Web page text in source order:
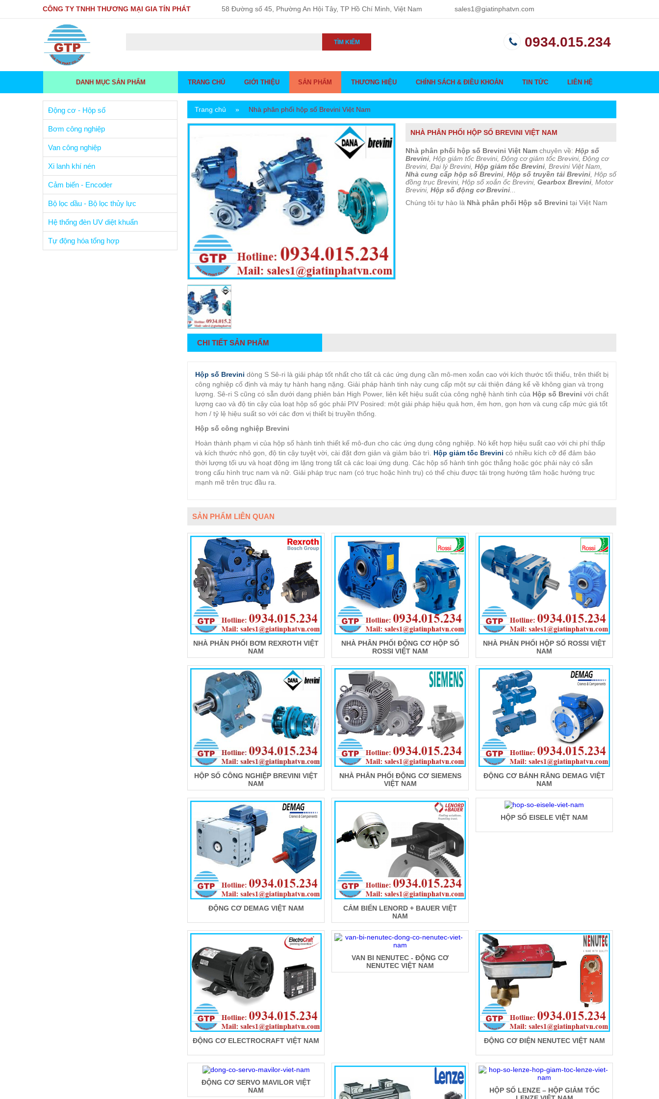
CÔNG TY TNHH THƯƠNG MẠI GIA TÍN PHÁT 58 Đường số 45, Phường An Hội Tây, TP Hồ Chí Minh, Việt Nam sales1@giatinphatvn.com
TÌM KIẾM 0934.015.234
DANH MỤC SẢN PHẨM TRANG CHỦ GIỚI THIỆU SẢN PHẨM THƯƠNG HIỆU CHÍNH SÁCH & ĐIỀU KHOẢN TIN TỨC LIÊN HỆ
Động cơ - Hộp số
Bơm công nghiệp
Van công nghiệp
Xi lanh khí nén
Cảm biến - Encoder
Bộ lọc dầu - Bộ lọc thủy lực
Hệ thống đèn UV diệt khuẩn
Tự động hóa tổng hợp
Trang chủ » Nhà phân phối hộp số Brevini Việt Nam
NHÀ PHÂN PHỐI HỘP SỐ BREVINI VIỆT NAM
Nhà phân phối hộp số Brevini Việt Nam chuyên về: Hộp số
Brevini , Hộp giảm tốc Brevini, Động cơ giảm tốc Brevini, Động cơ
Brevini, Đại lý Brevini, Hộp giảm tốc Brevini , Brevini Việt Nam,
Nhà cung cấp hộp số Brevini Hộp số truyền tải Brevini , Hộp số
đồng trục Brevini, Hộp số xoắn ốc Brevini, Gearbox Brevini , Motor
Brevini, Hộp số động cơ Brevini
Chúng tôi tự hào là Nhà phân phối Hộp số Brevini tại Việt Nam
CHI TIẾT SẢN PHẨM
Hộp số Brevini dòng S Sê-ri là giải pháp tốt nhất cho tất cả các ứng dụng cần mô-men xoắn cao với kích thước tối thiểu, trên thiết bị
công nghiệp cố định và máy tự hành hạng nặng. Giải pháp hành tinh này cung cấp một sự cải thiện đáng kể về không gian và trọng
lượng. Sê-ri S cũng có sẵn dưới dạng phiên bản High Power, liên kết hiệu suất của công nghệ hành tinh của Hộp số Brevini với chất
lượng cao và độ tin cậy của loạt hộp số góc phải PIV Posired: một giải pháp hiệu quả hơn, êm hơn, gọn hơn và cung cấp mức giá tốt
hơn / tỷ lệ hiệu suất so với các đơn vị thiết bị truyền thống.
Hộp số công nghiệp Brevini
Hoàn thành phạm vi của hộp số hành tinh thiết kế mô-đun cho các ứng dụng công nghiệp. Nó kết hợp hiệu suất cao với chi phí thấp
và kích thước nhỏ gọn, độ tin cậy tuyệt vời, cài đặt đơn giản và giảm bảo trì. Hộp giảm tốc Brevini có nhiều kích cỡ để đảm bảo
thời lượng tối ưu và hoạt động im lặng trong tất cả các loại ứng dụng. Các hộp số hành tinh góc thẳng hoặc góc phải này có sẵn
trong cấu hình trục nam và nữ. Giải pháp trục nam (có trục hoặc hình trụ) có thể chịu được tải trọng hướng tâm hoặc hướng trục
mạnh mẽ trên trục đầu ra.
SẢN PHẨM LIÊN QUAN
NHÀ PHÂN PHỐI BƠM REXROTH VIỆT
NAM
NHÀ PHÂN PHỐI ĐỘNG CƠ HỘP SỐ
ROSSI VIỆT NAM
NHÀ PHÂN PHỐI HỘP SỐ ROSSI VIỆT
NAM
HỘP SỐ CÔNG NGHIỆP BREVINI VIỆT
NAM
NHÀ PHÂN PHỐI ĐỘNG CƠ SIEMENS
VIỆT NAM
ĐỘNG CƠ BÁNH RĂNG DEMAG VIỆT
NAM
ĐỘNG CƠ DEMAG VIỆT NAM
CẢM BIẾN LENORD + BAUER VIỆT
NAM
HỘP SỐ EISELE VIỆT NAM
ĐỘNG CƠ ELECTROCRAFT VIỆT NAM
VAN BI NENUTEC - ĐỘNG CƠ
NENUTEC VIỆT NAM
ĐỘNG CƠ ĐIỆN NENUTEC VIỆT NAM
ĐỘNG CƠ SERVO MAVILOR VIỆT
NAM
HỘP SỐ LENZE – HỘP GIẢM TỐC